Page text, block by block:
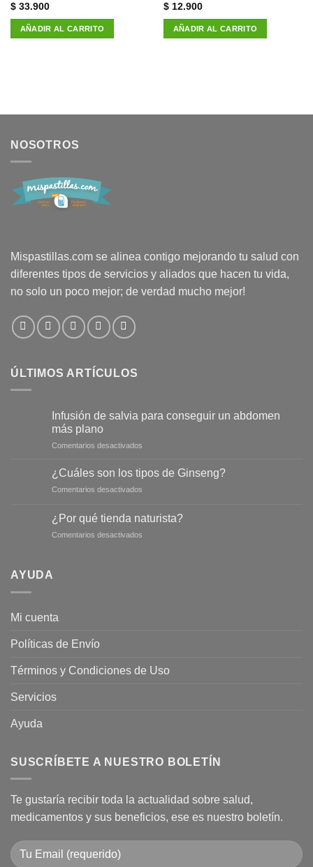
$33.900
AÑADIR AL CARRITO
$12.900
AÑADIR AL CARRITO
NOSOTROS
Mispastillas.com se alinea contigo mejorando tu salud con
diferentes tipos de servicios y aliados que hacen tu vida,
no solo un poco mejor; de verdad mucho mejor!
ÚLTIMOS ARTÍCULOS
Infusión de salvia para conseguir un abdomen
más plano
Comentarios desactivados
salvia
un
¿Cuáles son los tipos de Ginseng?
Comentarios desactivados
los
¿Por qué tienda naturista?
Comentarios desactivados
AYUDA
Mi cuenta
Políticas de Envío
Términos y Condiciones de Uso
Servicios
Ayuda
SUSCRÍBETE A NUESTRO BOLETÍN
Te gustaría recibir toda la actualidad sobre salud,
medicamentos y sus beneficios, ese es nuestro boletín.